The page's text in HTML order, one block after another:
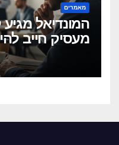
מאמרים
המונדיאל
מעסיק חייב
הקרובים